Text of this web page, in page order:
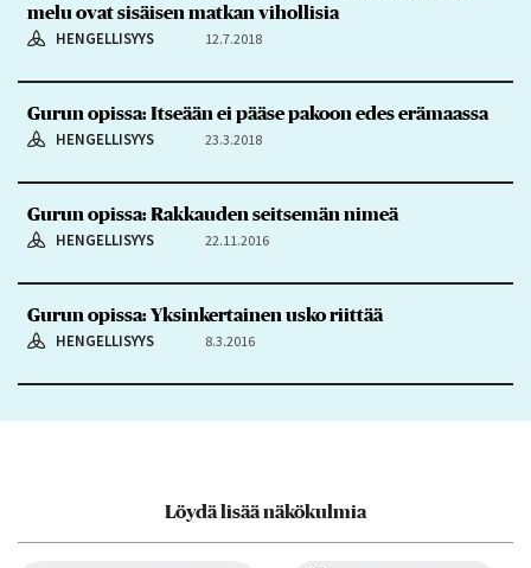
melu ovat sisäisen matkan vihollisia
HENGELLISYYS 12.7.2018
Gurun opissa: Itseään ei pääse pakoon edes erämaassa
HENGELLISYYS 23.3.2018
Gurun opissa: Rakkauden seitsemän nimeä
HENGELLISYYS 22.11.2016
Gurun opissa: Yksinkertainen usko riittää
HENGELLISYYS 8.3.2016
Löydä lisää näkökulmia